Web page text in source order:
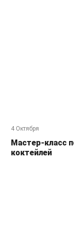
4 Октября
Мастер-класс
коктейлей